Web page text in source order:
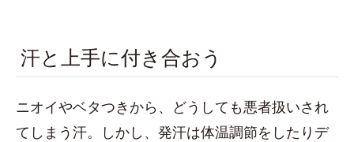
汗と上手に付き合おう
ニオイやベタつきから、どうしても悪者扱いされ
てしまう汗。しかし、発汗は体温調節をしたりデ